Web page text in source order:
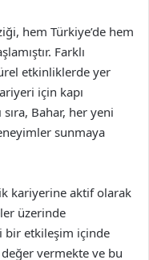
hem Türkiye’de hem
Farklı
etkinliklerde yer
için kapı
sıra, Bahar, her yeni
sunmaya
kariyerine aktif olarak
üzerinde
bir etkileşim içinde
vermekte ve bu